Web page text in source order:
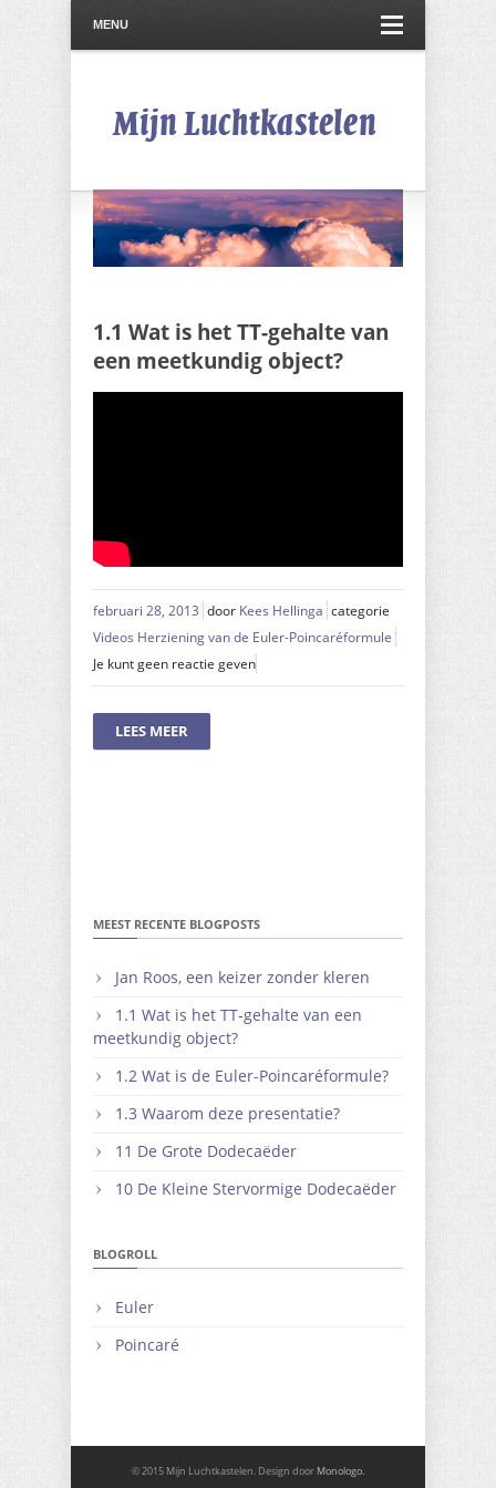
MENU
1.1 Wat is het TT-gehalte van
een meetkundig object?
februari 28, 2013 door Kees Hellinga categorie
Videos Herziening van de Euler-Poincaréformule
Je kunt geen reactie geven
LEES MEER
MEEST RECENTE BLOGPOSTS
Jan Roos, een keizer zonder kleren
1.1 Wat is het TT-gehalte van een
meetkundig object?
1.2 Wat is de Euler-Poincaréformule?
1.3 Waarom deze presentatie?
11 De Grote Dodecaëder
10 De Kleine Stervormige Dodecaëder
BLOGROLL
Euler
Poincaré
© 2015 Mijn Luchtkastelen. Design door Monologo.